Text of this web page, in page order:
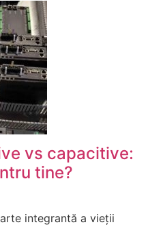
vs capacitive:
tine?
integrantă a vieții